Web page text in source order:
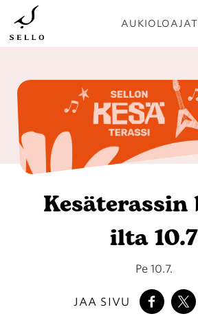
Hyppää
pääsisältöön
AUKIOLOAJAT
Kesäterassin
ilta 10.7
Pe 10.7.
JAA SIVU